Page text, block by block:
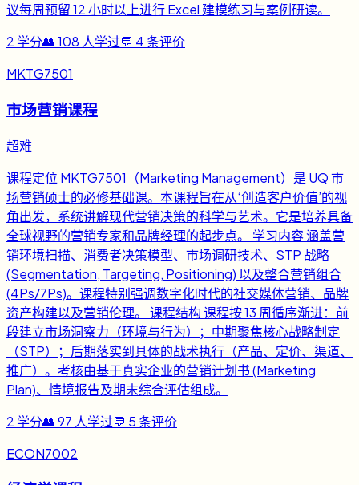
议每周预留 12 小时以上进行 Excel 建模练习与案例研读。
2 学分👥108 人学过💬 4条评价
MKTG7501
市场营销课程
超难
课程定位 MKTG7501（Marketing Management）是 UQ 市
场营销硕士的必修基础课。本课程旨在从‘创造客户价值’的视
角出发，系统讲解现代营销决策的科学与艺术。它是培养具备
全球视野的营销专家和品牌经理的起步点。 学习内容 涵盖营
销环境扫描、消费者决策模型、市场调研技术、STP 战略
(Segmentation, Targeting, Positioning) 以及整合营销组合
(4Ps/7Ps)。课程特别强调数字化时代的社交媒体营销、品牌
资产构建以及营销伦理。 课程结构 课程按 13 周循序渐进：前
段建立市场洞察力（环境与行为）；中期聚焦核心战略制定
（STP）；后期落实到具体的战术执行（产品、定价、渠道、
推广）。考核由基于真实企业的营销计划书 (Marketing
Plan)、情境报告及期末综合评估组成。
2 学分👥97 人学过💬 5条评价
ECON7002